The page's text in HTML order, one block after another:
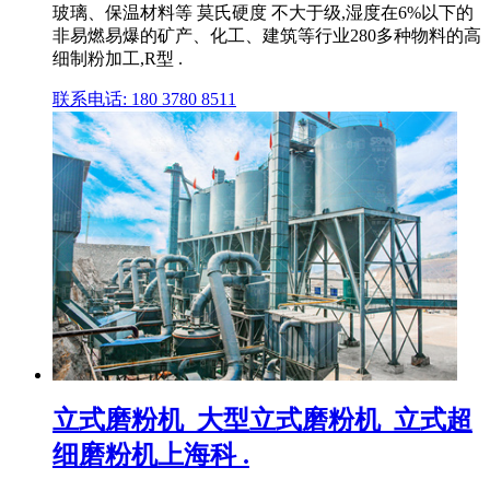
玻璃、保温材料等 莫氏硬度 不大于级,湿度在6%以下的
非易燃易爆的矿产、化工、建筑等行业280多种物料的高
细制粉加工,R型 .
联系电话: 180 3780 8511
立式磨粉机_大型立式磨粉机_立式超
细磨粉机上海科 .